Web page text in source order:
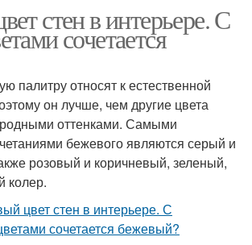
стен в интерьере. С
сочетается
палитру относят к естественной
он лучше, чем другие цвета
оттенками. Самыми
бежевого являются серый и
розовый и коричневый, зеленый,
колер.